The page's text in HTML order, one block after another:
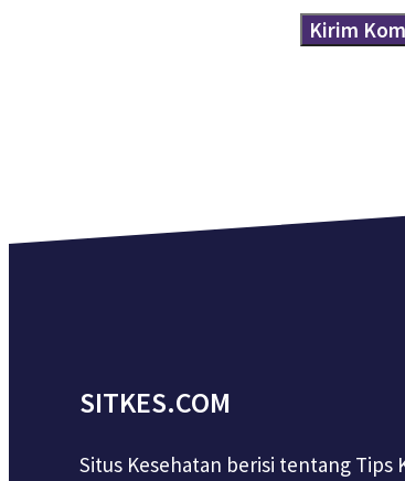
SITKES.COM
Situs Kesehatan berisi tentang Tips